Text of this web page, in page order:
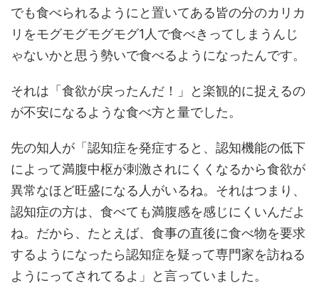
でも食べられるようにと置いてある皆の分のカリカ
リをモグモグモグモグ1人で食べきってしまうんじ
ゃないかと思う勢いで食べるようになったんです。
それは「食欲が戻ったんだ！」と楽観的に捉えるの
が不安になるような食べ方と量でした。
先の知人が「認知症を発症すると、認知機能の低下
によって満腹中枢が刺激されにくくなるから食欲が
異常なほど旺盛になる人がいるね。それはつまり、
認知症の方は、食べても満腹感を感じにくいんだよ
ね。だから、たとえば、食事の直後に食べ物を要求
するようになったら認知症を疑って専門家を訪ねる
ようにってされてるよ」と言っていました。